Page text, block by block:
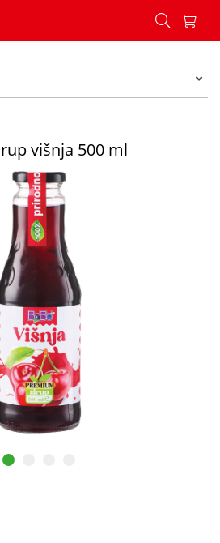
Sirup višnja 500 ml - Konzum
višnja 500 ml